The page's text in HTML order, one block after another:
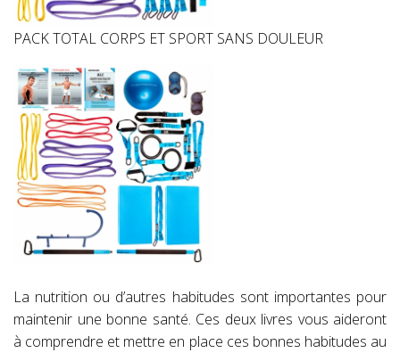
PACK TOTAL CORPS ET SPORT SANS DOULEUR
La nutrition ou d’autres habitudes sont importantes pour
maintenir une bonne santé. Ces deux livres vous aideront
à comprendre et mettre en place ces bonnes habitudes au